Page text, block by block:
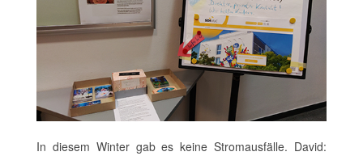
In diesem Winter gab es keine Stromausfälle. David: